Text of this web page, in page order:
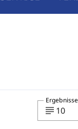
subject 10